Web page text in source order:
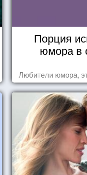
Порция
юмора в
Любители юмора,